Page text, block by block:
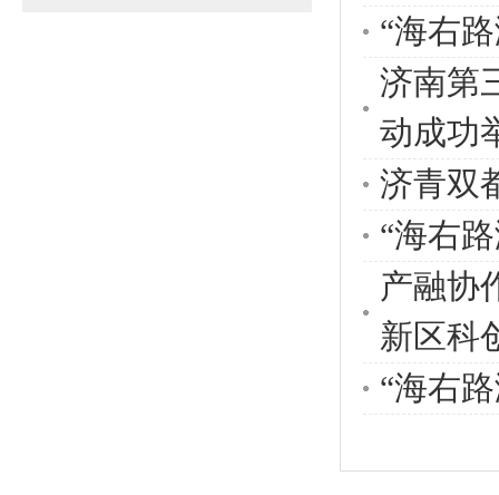
“海右
济南第
动成功
济青双
​“海右
产融协
新区科
“海右